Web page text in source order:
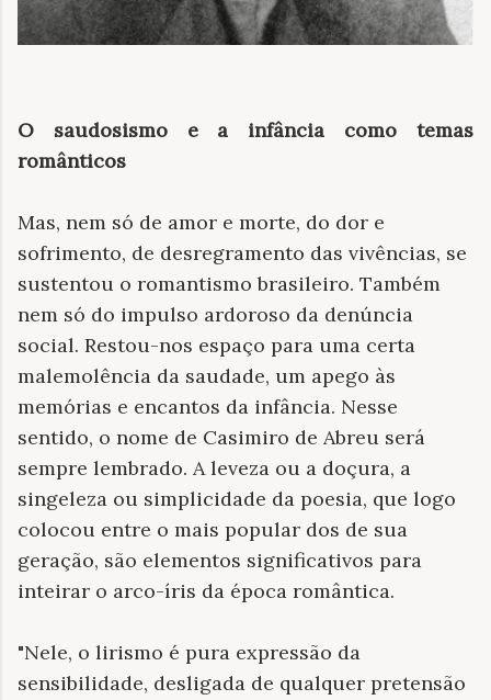
O saudosismo e a infância como temas
românticos
Mas, nem só de amor e morte, do dor e
sofrimento, de desregramento das vivências, se
sustentou o romantismo brasileiro. Também
nem só do impulso ardoroso da denúncia
social. Restou-nos espaço para uma certa
malemolência da saudade, um apego às
memórias e encantos da infância. Nesse
sentido, o nome de Casimiro de Abreu será
sempre lembrado. A leveza ou a doçura, a
singeleza ou simplicidade da poesia, que logo
colocou entre o mais popular dos de sua
geração, são elementos significativos para
inteirar o arco-íris da época romântica.
"Nele, o lirismo é pura expressão da
sensibilidade, desligada de qualquer pretensão